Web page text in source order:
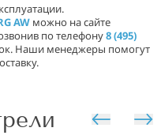
AW можно на сайте
по телефону8 (495)
Наши менеджеры помогут